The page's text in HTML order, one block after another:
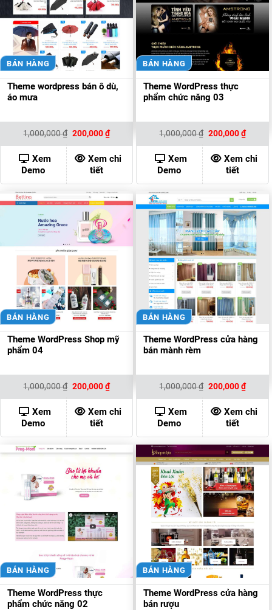
BÁN HÀNG
Theme wordpress bán ô dù,
áo mưa
1,000,000₫ Giá
là:
1,000,000 ₫.
200,000₫Giá
hiện
tại
là:
200,000 ₫.
Xem
Demo
Xem chi
tiết
BÁN HÀNG
Theme WordPress thực
phẩm chức năng 03
1,000,000₫ Giá
là:
1,000,000 ₫.
200,000₫Giá
hiện
tại
là:
Xem
Demo
Xem chi
tiết
BÁN HÀNG
Theme WordPress Shop mỹ
phẩm 04
1,000,000₫ Giá
là:
1,000,000 ₫.
200,000₫Giá
hiện
tại
là:
200,000 ₫.
Xem
Demo
Xem chi
tiết
BÁN HÀNG
Theme WordPress cửa hàng
bán mành rèm
1,000,000₫ Giá
là:
1,000,000 ₫.
200,000₫Giá
hiện
tại
là:
Xem
Demo
Xem chi
tiết
BÁN HÀNG
Theme WordPress thực
phẩm chức năng 02
BÁN HÀNG
Theme WordPress cửa hàng
bán rượu